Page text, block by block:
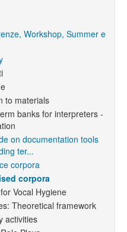
Workshop, Summer e
to materials
banks for interpreters -
on documentation tools
ter...
corpora
corpora
Vocal Hygiene
Theoretical framework
activities